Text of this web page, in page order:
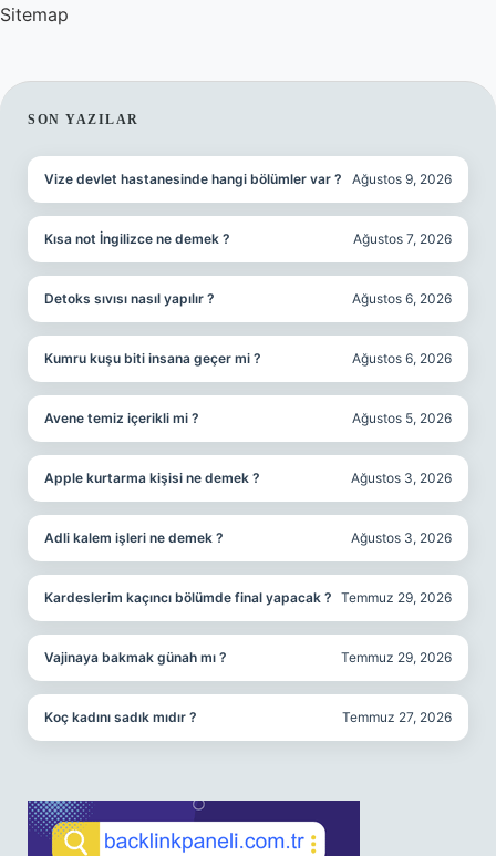
Sitemap
SIDEBAR
SON YAZILAR
Vize devlet hastanesinde hangi bölümler var ? Ağustos 9, 2026
Kısa not İngilizce ne demek ? Ağustos 7, 2026
Detoks sıvısı nasıl yapılır ? Ağustos 6, 2026
Kumru kuşu biti insana geçer mi ? Ağustos 6, 2026
Avene temiz içerikli mi ? Ağustos 5, 2026
Apple kurtarma kişisi ne demek ? Ağustos 3, 2026
Adli kalem işleri ne demek ? Ağustos 3, 2026
Kardeslerim kaçıncı bölümde final yapacak ? Temmuz 29, 2026
Vajinaya bakmak günah mı ? Temmuz 29, 2026
Koç kadını sadık mıdır ? Temmuz 27, 2026